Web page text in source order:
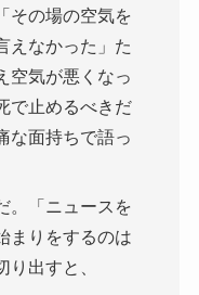
その場の空気を
えなかった」た
空気が悪くなっ
で止めるべきだ
な面持ちで語っ
。「ニュースを
まりをするのは
出すと、